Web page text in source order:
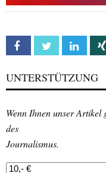
Facebook Twitter
UNTERSTÜTZUNG
Wenn Ihnen unser Artikel
des
Journalismus.